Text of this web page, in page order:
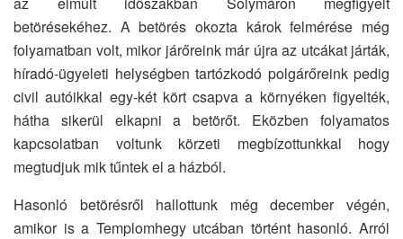
betörésekéhez. A betörés okozta károk felmérése még
folyamatban volt, mikor járőreink már újra az utcákat járták,
híradó-ügyeleti helységben tartózkodó polgárőreink pedig
civil autóikkal egy-két kört csapva a környéken figyelték,
hátha sikerül elkapni a betörőt. Eközben folyamatos
kapcsolatban voltunk körzeti megbízottunkkal hogy
megtudjuk mik tűntek el a házból.
Hasonló betörésről hallottunk még december végén,
amikor is a Templomhegy utcában történt hasonló. Arról